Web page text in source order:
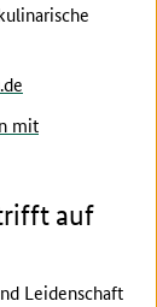
mit
auf
Leidenschaft